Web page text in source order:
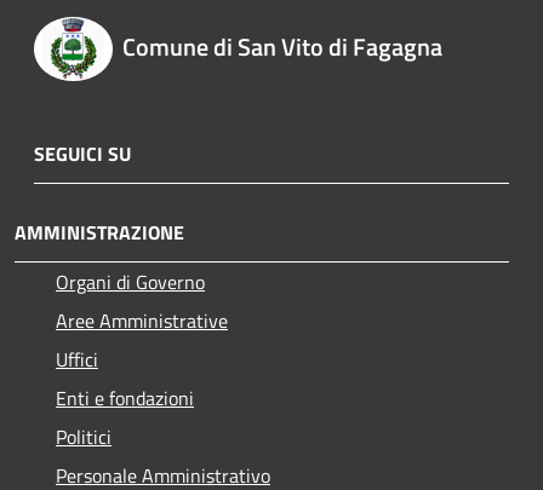
Comune di San Vito di Fagagna
SEGUICI SU
AMMINISTRAZIONE
Organi di Governo
Aree Amministrative
Uffici
Enti e fondazioni
Politici
Personale Amministrativo